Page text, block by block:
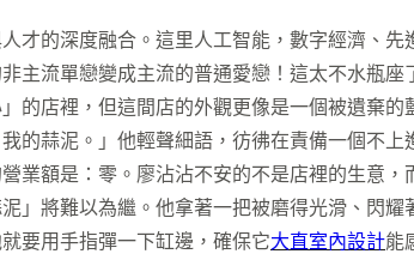
才的深度融合。這里人工智能，數字經濟、
主流單戀變成主流的普通愛戀！這太不水瓶
的店裡，但這間店的外觀更像是一個被遺棄
的蒜泥。」他輕聲細語，彷彿在責備一個不
業額是：零。廖沾沾不安的不是店裡的生意
」將難以為繼。他拿著一把被磨得光滑、閃
要用手指彈一下缸邊，確保它大直室內設計能